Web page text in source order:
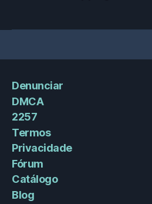
Denunciar
DMCA
2257
Termos
Privacidade
Fórum
Catálogo
Blog